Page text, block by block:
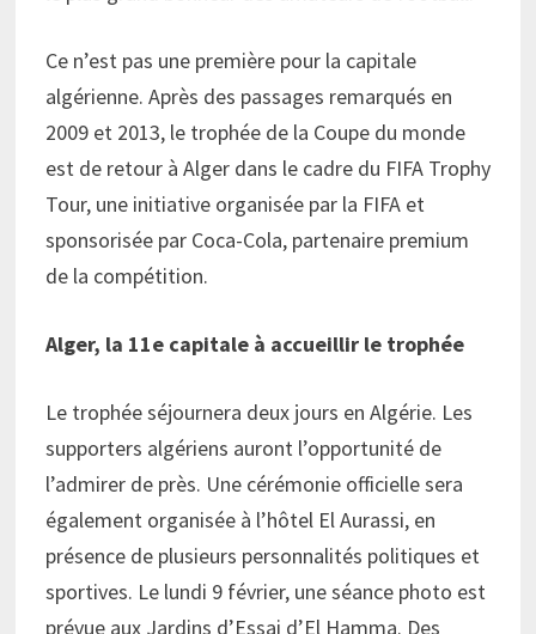
Ce n’est pas une première pour la capitale
algérienne. Après des passages remarqués en
2009 et 2013, le trophée de la Coupe du monde
est de retour à Alger dans le cadre du FIFA Trophy
Tour, une initiative organisée par la FIFA et
sponsorisée par Coca-Cola, partenaire premium
de la compétition.
Alger, la 11e capitale à accueillir le trophée
Le trophée séjournera deux jours en Algérie. Les
supporters algériens auront l’opportunité de
l’admirer de près. Une cérémonie officielle sera
également organisée à l’hôtel El Aurassi, en
présence de plusieurs personnalités politiques et
sportives. Le lundi 9 février, une séance photo est
prévue aux Jardins d’Essai d’El Hamma. Des